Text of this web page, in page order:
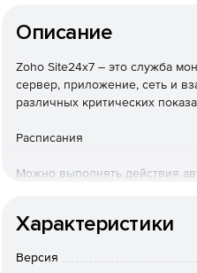
Описание
Zoho Site24x7 – это служба
сервер, приложение, сеть и
различных критических
Расписания
Можно выполнять действия
Решения
Включение ветки if / then,
Характеристики
Версия